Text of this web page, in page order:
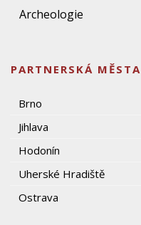
Archeologie
PARTNERSKÁ MĚSTA
Brno
Jihlava
Hodonín
Uherské Hradiště
Ostrava